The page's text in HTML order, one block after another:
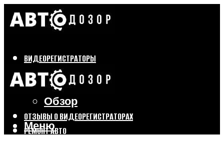
ВИДЕОРЕГИСТРАТОРЫ
Бренды
Выбор
Обзор
ОТЗЫВЫ О ВИДЕОРЕГИСТРАТОРАХ
РЕМОНТ АВТО
Меню